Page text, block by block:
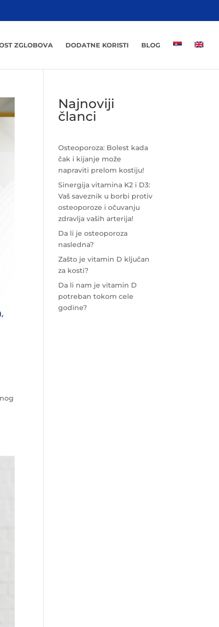
ZGLOBOVA DODATNE KORISTI BLOG
Najnoviji
članci
Osteoporoza: Bolest kada
čak i kijanje može
napraviti prelom kostiju!
Sinergija vitamina K2 i D3:
Vaš saveznik u borbi protiv
osteoporoze i očuvanju
zdravlja vaših arterija!
Da li je osteoporoza
nasledna?
Zašto je vitamin D ključan
za kosti?
Da li nam je vitamin D
potreban tokom cele
godine?